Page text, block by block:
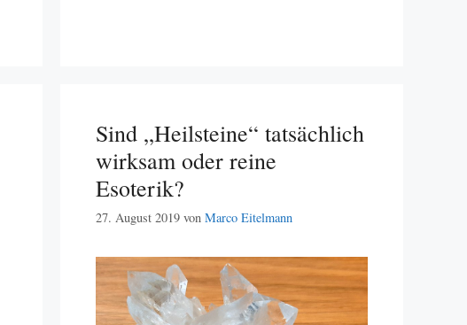
Sind „Heilsteine“ tatsächlich
wirksam oder reine
Esoterik?
27. August 2019 vonMarco Eitelmann